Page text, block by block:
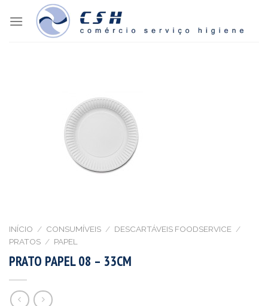
INÍCIO / CONSUMÍVEIS / DESCARTÁVEIS FOODSERVICE /
PRATOS / PAPEL
PRATO PAPEL 08 – 33CM